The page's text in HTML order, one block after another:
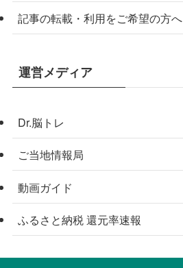
記事の転載・利用をご希望の方へ
運営メディア
Dr.脳トレ
ご当地情報局
動画ガイド
ふるさと納税 還元率速報